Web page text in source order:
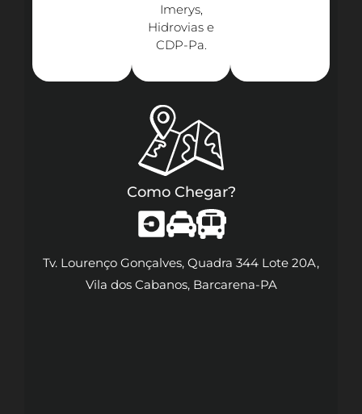
Imerys,
Hidrovias e
CDP-Pa.​
Como Chegar?
Tv. Lourenço Gonçalves, Quadra 344 Lote 20A,
Vila dos Cabanos, Barcarena-PA